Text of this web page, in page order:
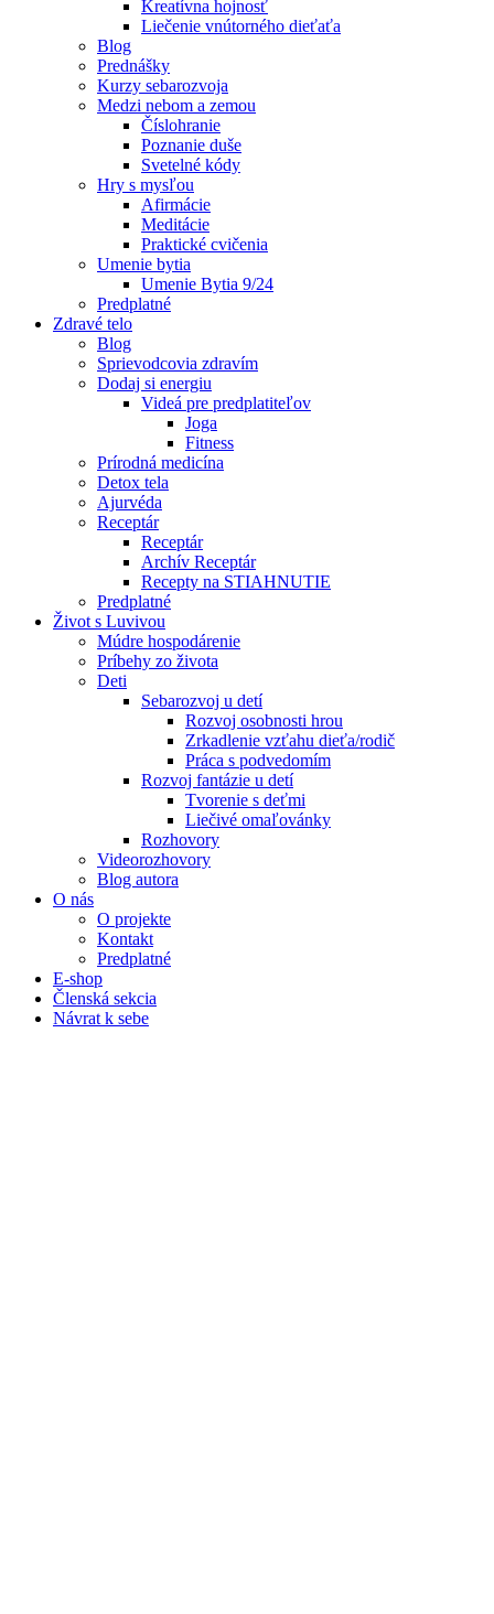
Kreatívna hojnosť
Liečenie vnútorného dieťaťa
Blog
Prednášky
Kurzy sebarozvoja
Medzi nebom a zemou
Číslohranie
Poznanie duše
Svetelné kódy
Hry s mysľou
Afirmácie
Meditácie
Praktické cvičenia
Umenie bytia
Umenie Bytia 9/24
Predplatné
Zdravé telo
Blog
Sprievodcovia zdravím
Dodaj si energiu
Videá pre predplatiteľov
Joga
Fitness
Prírodná medicína
Detox tela
Ajurvéda
Receptár
Receptár
Archív Receptár
Recepty na STIAHNUTIE
Predplatné
Život s Luvivou
Múdre hospodárenie
Príbehy zo života
Deti
Sebarozvoj u detí
Rozvoj osobnosti hrou
Zrkadlenie vzťahu dieťa/rodič
Práca s podvedomím
Rozvoj fantázie u detí
Tvorenie s deťmi
Liečivé omaľovánky
Rozhovory
Videorozhovory
Blog autora
O nás
O projekte
Kontakt
Predplatné
E-shop
Členská sekcia
Návrat k sebe